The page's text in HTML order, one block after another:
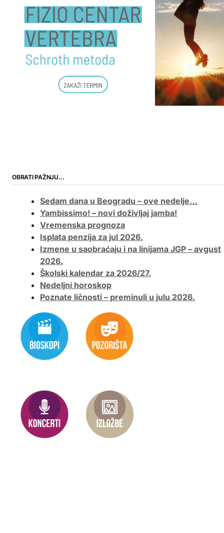
OBRATI PAŽNJU…
Sedam dana u Beogradu – ove nedelje…
Yambissimo! – novi doživljaj jamba!
Vremenska prognoza
Isplata penzija za jul 2026.
Izmene u saobraćaju i na linijama JGP – avgust
2026.
Školski kalendar za 2026/27.
Nedeljni horoskop
Poznate ličnosti – preminuli u julu 2026.